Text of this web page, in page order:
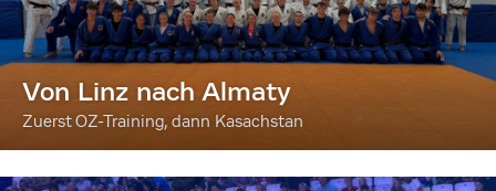
Von Linz nach Almaty
Zuerst OZ-Training, dann Kasachstan